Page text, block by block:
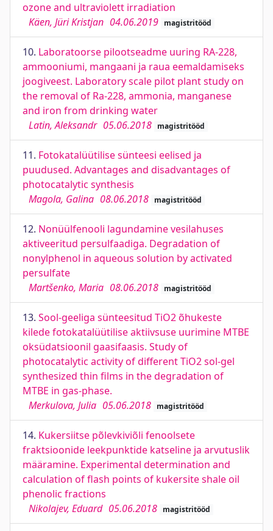
ozone and ultraviolett irradiation
Käen, Jüri Kristjan 04.06.2019 magistritööd
10. Laboratoorse pilootseadme uuring RA-228,
ammooniumi, mangaani ja raua eemaldamiseks
joogiveest. Laboratory scale pilot plant study on
the removal of Ra-228, ammonia, manganese
and iron from drinking water
Latin, Aleksandr 05.06.2018 magistritööd
11. Fotokatalüütilise sünteesi eelised ja
puudused. Advantages and disadvantages of
photocatalytic synthesis
Magola, Galina 08.06.2018 magistritööd
12. Nonüülfenooli lagundamine vesilahuses
aktiveeritud persulfaadiga. Degradation of
nonylphenol in aqueous solution by activated
persulfate
Martšenko, Maria 08.06.2018 magistritööd
13. Sool-geeliga sünteesitud TiO2 õhukeste
kilede fotokatalüütilise aktiivsuse uurimine MTBE
oksüdatsioonil gaasifaasis. Study of
photocatalytic activity of different TiO2 sol-gel
synthesized thin films in the degradation of
MTBE in gas-phase.
Merkulova, Julia 05.06.2018 magistritööd
14. Kukersiitse põlevkiviõli fenoolsete
fraktsioonide leekpunktide katseline ja arvutuslik
määramine. Experimental determination and
calculation of flash points of kukersite shale oil
phenolic fractions
Nikolajev, Eduard 05.06.2018 magistritööd